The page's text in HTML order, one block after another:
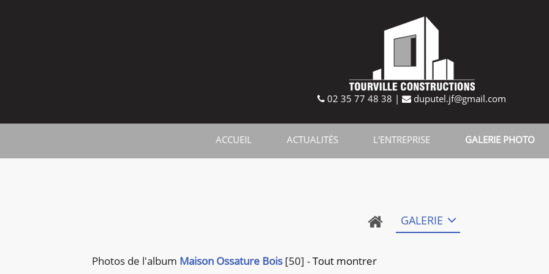
02 35 77 48 38 | duputel.jf@gmail.com
ACCUEIL ACTUALITÉS L'ENTREPRISE GALERIE PHOTO
GALERIE
Photos de l'album Maison Ossature Bois [50] -Tout montrer